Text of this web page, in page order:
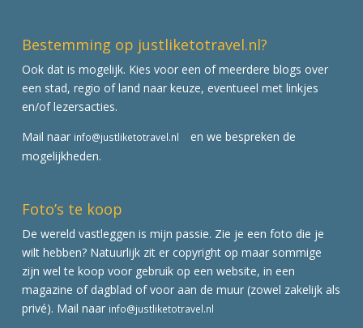
Bestemming op justliketotravel.nl?
Ook dat is mogelijk. Kies voor een of meerdere blogs over
een stad, regio of land naar keuze, eventueel met linkjes
en/of lezersacties.
Mail naar info@justliketotravel.nl
en we bespreken de
mogelijkheden.
Foto’s te koop
De wereld vastleggen is mijn passie. Zie je een foto die je
wilt hebben? Natuurlijk zit er copyright op maar sommige
zijn wel te koop voor gebruik op een website, in een
magazine of dagblad of voor aan de muur (zowel zakelijk als
privé). Mail naar info@justliketotravel.nl